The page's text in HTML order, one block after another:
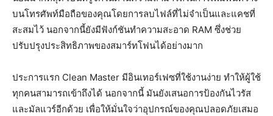
บนโทรศัพท์มือถือของคุณโดยการลบไฟล์ที่ไม่จำเป็นและแคชที่
สะสมไว้ นอกจากนี้ยังมีฟังก์ชันทำความสะอาด RAM ซึ่งช่วย
ปรับปรุงประสิทธิภาพของสมาร์ทโฟนได้อย่างมาก
ประการแรก Clean Master มีอินเทอร์เฟซที่ใช้งานง่าย ทำให้ผู้ใช้
ทุกคนสามารถเข้าถึงได้ นอกจากนี้ มันยังเสนอการป้องกันไวรัส
และมัลแวร์อีกด้วย เพื่อให้มั่นใจว่าอุปกรณ์ของคุณปลอดภัยเสมอ